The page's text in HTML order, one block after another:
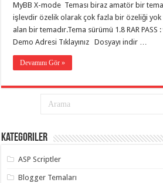
MyBB X-mode Teması biraz amatör bir
işlevdir özelik olarak çok fazla bir özeliği yok
alan bir temadır.Tema sürümü 1.8 RAR
Demo Adresi Tıklayınız Dosyayı indir …
Devamını Gör »
Kategoriler
ASP Scriptler
Blogger Temaları